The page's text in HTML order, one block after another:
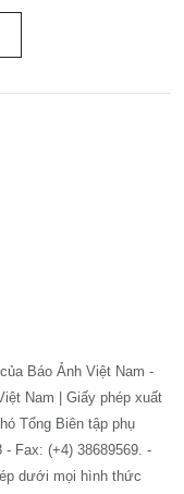
Báo Ảnh Việt Nam -
Nam | Giấy phép xuất
Tổng Biên tập phụ
- Fax: (+4) 38689569. -
dưới mọi hình thức